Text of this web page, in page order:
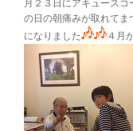
月２３日にアキュー
の日の朝痛みが取れてま
になりました
４月